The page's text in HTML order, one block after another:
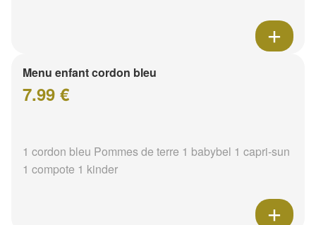
Menu enfant cordon bleu
7.99 €
1 cordon bleu Pommes de terre 1 babybel 1 capri-sun
1 compote 1 kinder